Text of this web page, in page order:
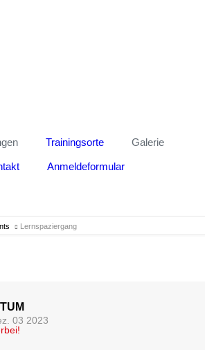
Trainingsorte Galerie
Anmeldeformular
Lernspaziergang
03 2023